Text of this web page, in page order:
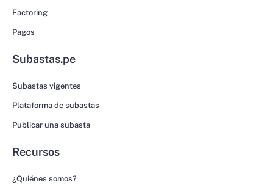
Factoring
Pagos
Subastas.pe
Subastas vigentes
Plataforma de subastas
Publicar una subasta
Recursos
¿Quiénes somos?